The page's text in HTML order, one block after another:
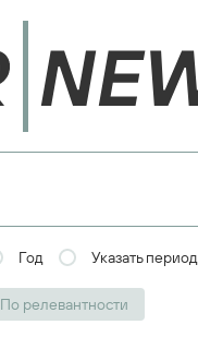
Год Указать период
По релевантности